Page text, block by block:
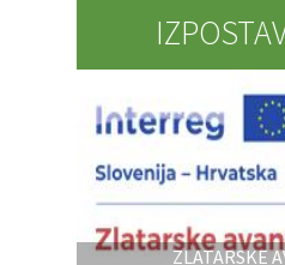
ZLATARSKE